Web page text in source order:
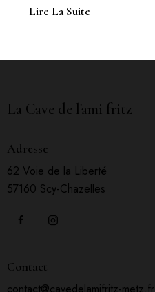
Lire La Suite
La Cave de l'ami fritz
Adresse
62 Voie de la Liberté
57160 Scy-Chazelles
Contact
contact@cavedelamifritz-metz.fr